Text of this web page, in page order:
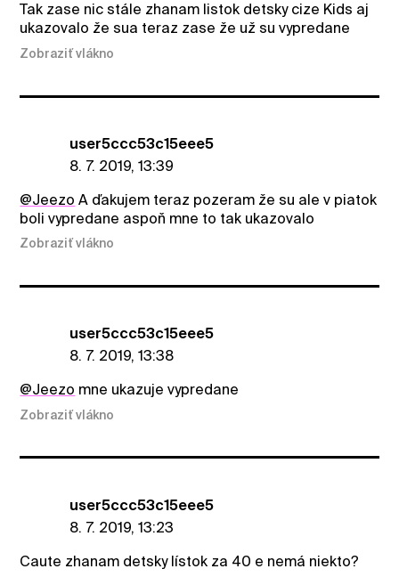
Tak zase nic stále zhanam listok detsky cize Kids aj
ukazovalo že sua teraz zase že už su vypredane
Zobraziť vlákno
user5ccc53c15eee5
8. 7. 2019, 13:39
@Jeezo A ďakujem teraz pozeram že su ale v piatok
boli vypredane aspoň mne to tak ukazovalo
Zobraziť vlákno
user5ccc53c15eee5
8. 7. 2019, 13:38
@Jeezo mne ukazuje vypredane
Zobraziť vlákno
user5ccc53c15eee5
8. 7. 2019, 13:23
Caute zhanam detsky lístok za 40 e nemá niekto?